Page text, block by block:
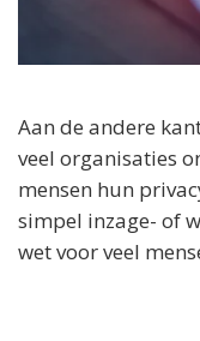
Aan de andere
veel organisaties
mensen hun
simpel inzage- of
wet voor veel